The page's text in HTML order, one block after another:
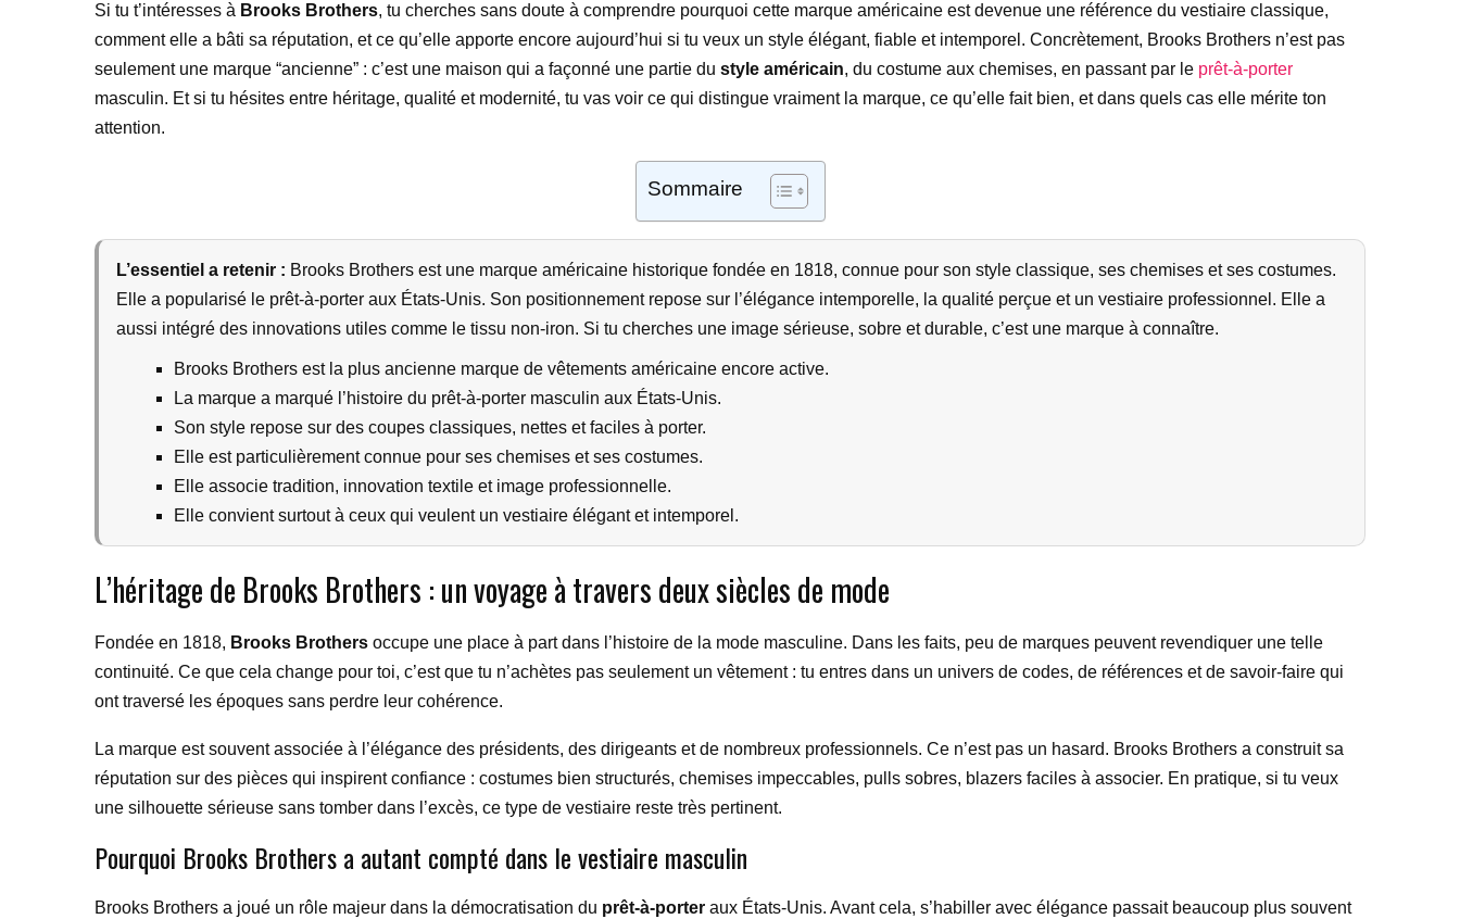
Si tu t’intéresses à Brooks Brothers, tu cherches sans doute à comprendre pourquoi cette marque américaine est devenue une référence du vestiaire classique,
comment elle a bâti sa réputation, et ce qu’elle apporte encore aujourd’hui si tu veux un style élégant, fiable et intemporel. Concrètement, Brooks Brothers n’est pas
seulement une marque “ancienne” : c’est une maison qui a façonné une partie du style américain, du costume aux chemises, en passant par le prêt-à-porter
masculin. Et si tu hésites entre héritage, qualité et modernité, tu vas voir ce qui distingue vraiment la marque, ce qu’elle fait bien, et dans quels cas elle mérite ton
attention.
Sommaire
L’essentiel a retenir : Brooks Brothers est une marque américaine historique fondée en 1818, connue pour son style classique, ses chemises et ses costumes.
Elle a popularisé le prêt-à-porter aux États-Unis. Son positionnement repose sur l’élégance intemporelle, la qualité perçue et un vestiaire professionnel. Elle a
aussi intégré des innovations utiles comme le tissu non-iron. Si tu cherches une image sérieuse, sobre et durable, c’est une marque à connaître.
Brooks Brothers est la plus ancienne marque de vêtements américaine encore active.
La marque a marqué l’histoire du prêt-à-porter masculin aux États-Unis.
Son style repose sur des coupes classiques, nettes et faciles à porter.
Elle est particulièrement connue pour ses chemises et ses costumes.
Elle associe tradition, innovation textile et image professionnelle.
Elle convient surtout à ceux qui veulent un vestiaire élégant et intemporel.
L’héritage de Brooks Brothers : un voyage à travers deux siècles de mode
Fondée en 1818, Brooks Brothers occupe une place à part dans l’histoire de la mode masculine. Dans les faits, peu de marques peuvent revendiquer une telle
continuité. Ce que cela change pour toi, c’est que tu n’achètes pas seulement un vêtement : tu entres dans un univers de codes, de références et de savoir-faire qui
ont traversé les époques sans perdre leur cohérence.
La marque est souvent associée à l’élégance des présidents, des dirigeants et de nombreux professionnels. Ce n’est pas un hasard. Brooks Brothers a construit sa
réputation sur des pièces qui inspirent confiance : costumes bien structurés, chemises impeccables, pulls sobres, blazers faciles à associer. En pratique, si tu veux
une silhouette sérieuse sans tomber dans l’excès, ce type de vestiaire reste très pertinent.
Pourquoi Brooks Brothers a autant compté dans le vestiaire masculin
Brooks Brothers a joué un rôle majeur dans la démocratisation du prêt-à-porter aux États-Unis. Avant cela, s’habiller avec élégance passait beaucoup plus souvent